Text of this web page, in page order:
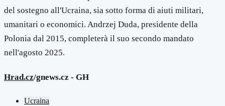
del sostegno all'Ucraina, sia sotto forma di aiuti militari,
umanitari o economici. Andrzej Duda, presidente della
Polonia dal 2015, completerà il suo secondo mandato
nell'agosto 2025.
Hrad.cz/gnews.cz - GH
Ucraina